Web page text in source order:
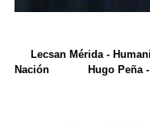
Lecsan Mérida -
Nación Hugo Peña -